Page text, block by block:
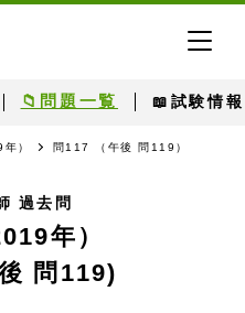
📁問題一覧 📖試験情報
） 問117 （午後 問119）
過去問
年）
問119)